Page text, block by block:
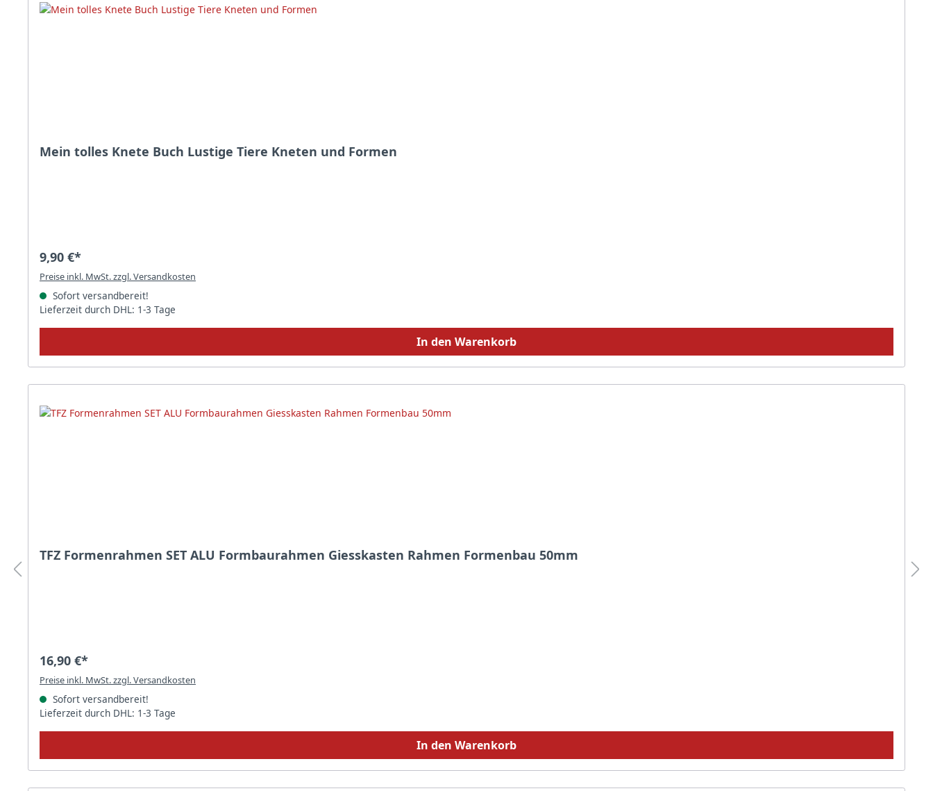
Mein tolles Knete Buch Lustige Tiere Kneten und Formen
9,90 €*
Preise inkl. MwSt. zzgl. Versandkosten
Sofort versandbereit!
Lieferzeit durch DHL: 1-3 Tage
In den Warenkorb
TFZ Formenrahmen SET ALU Formbaurahmen Giesskasten Rahmen Formenbau 50mm
16,90 €*
Preise inkl. MwSt. zzgl. Versandkosten
Sofort versandbereit!
Lieferzeit durch DHL: 1-3 Tage
In den Warenkorb